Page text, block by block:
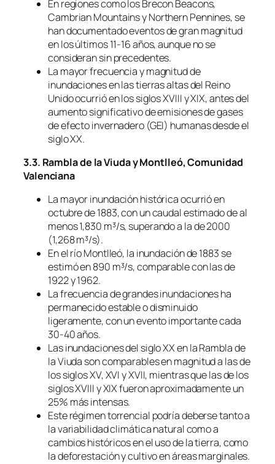
En regiones como los Brecon Beacons,
Cambrian Mountains y Northern Pennines, se
han documentado eventos de gran magnitud
en los últimos 11-16 años, aunque no se
consideran sin precedentes.
La mayor frecuencia y magnitud de
inundaciones en las tierras altas del Reino
Unido ocurrió en los siglos XVIII y XIX, antes del
aumento significativo de emisiones de gases
de efecto invernadero (GEI) humanas desde el
siglo XX.
3.3. Rambla de la Viuda y Montlleó, Comunidad
Valenciana
La mayor inundación histórica ocurrió en
octubre de 1883, con un caudal estimado de al
menos 1,830 m³/s, superando a la de 2000
(1,268 m³/s).
En el río Montlleó, la inundación de 1883 se
estimó en 890 m³/s, comparable con las de
1922 y 1962.
La frecuencia de grandes inundaciones ha
permanecido estable o disminuido
ligeramente, con un evento importante cada
30-40 años.
Las inundaciones del siglo XX en la Rambla de
la Viuda son comparables en magnitud a las de
los siglos XV, XVI y XVII, mientras que las de los
siglos XVIII y XIX fueron aproximadamente un
25% más intensas.
Este régimen torrencial podría deberse tanto a
la variabilidad climática natural como a
cambios históricos en el uso de la tierra, como
la deforestación y cultivo en áreas marginales.